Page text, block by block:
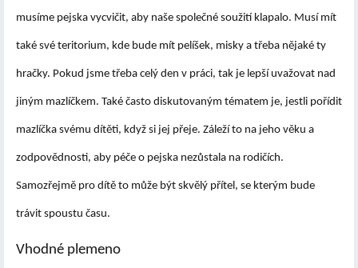
musíme pejska vycvičit, aby naše společné soužití klapalo. Musí mít
také své teritorium, kde bude mít pelíšek, misky a třeba nějaké ty
hračky. Pokud jsme třeba celý den v práci, tak je lepší uvažovat nad
jiným mazlíčkem. Také často diskutovaným tématem je, jestli pořídit
mazlíčka svému dítěti, když si jej přeje. Záleží to na jeho věku a
zodpovědnosti, aby péče o pejska nezůstala na rodičích.
Samozřejmě pro dítě to může být skvělý přítel, se kterým bude
trávit spoustu času.
Vhodné plemeno